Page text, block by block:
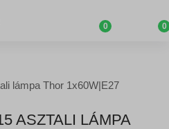
0 0
lámpa Thor 1x60W|E27
ASZTALI LÁMPA